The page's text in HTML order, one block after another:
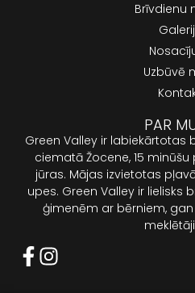
Brīvdienu
Uzbūvē
PAR
Green Valley ir labiekārtotas
ciematā Žocene, 15
jūras. Mājas izvietotas
upes. Green Valley ir lielisks
ģimenēm ar bērniem,